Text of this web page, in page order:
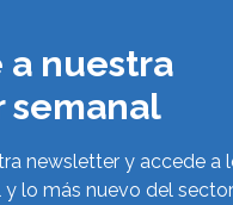
a nuestra
newsletter y accede a
lo más nuevo del sector